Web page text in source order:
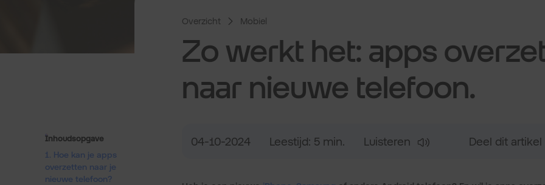
Inhoudsopgave
1. Hoe kan je apps
overzetten naar je
nieuwe telefoon?
Overzicht Mobiel
Zo werkt het: apps
naar nieuwe telefoon.
04-10-2024 Leestijd: 5 min. Luisteren Deel dit artikel